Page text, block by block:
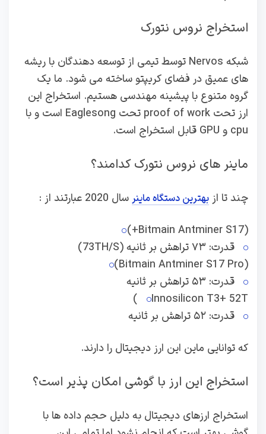
استخراج نروس نتورک
شبکه Nervos توسط تیمی از توسعه دهندگان با ریشه
های عمیق در فضای کریپتو ساخته می شود. ما یک
گروه متنوع با پیشینه مهندسی هستیم. استخراج این
ارز تحت proof of work تحت Eaglesong است و با
cpu و GPU قابل استخراج است.
ماینر های نروس نتورک کدامند؟
چند تا از بهترین دستگاه ماینر سال 2020 عبارتند از :
(+Bitmain Antminer S17)
قدرت: ۷۳ تراهش بر ثانیه (73TH/S)
(Bitmain Antminer S17 Pro)
قدرت: ۵۳ تراهش بر ثانیه
Innosilicon T3+ 52T)
قدرت: ۵۲ تراهش بر ثانیه
که توانایی ماین این ارز دیجیتال را دارند.
استخراج این ارز با گوشی امکان پذیر است؟
استخراج ارزهای دیجیتال به دلیل حجم داده ها با